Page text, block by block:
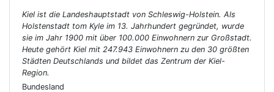
Kiel ist die Landeshauptstadt von Schleswig-Holstein. Als
Holstenstadt tom Kyle im 13. Jahrhundert gegründet, wurde
sie im Jahr 1900 mit über 100.000 Einwohnern zur Großstadt.
Heute gehört Kiel mit 247.943 Einwohnern zu den 30 größten
Städten Deutschlands und bildet das Zentrum der Kiel-
Region.
Bundesland